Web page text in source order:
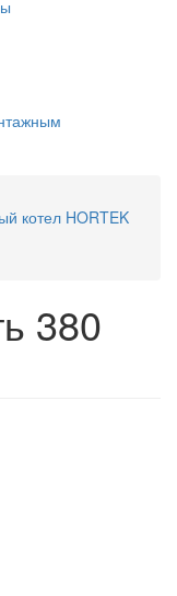
котел HORTEK
380